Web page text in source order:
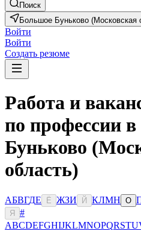
Поиск
Большое Буньково
Войти
Войти
Создать резюме
Работа и
по профессии
Буньково
область)
АБВГДЕ Ё ЖЗИ Й КЛМН О
Я
#
ABCDEFGHIJKLMNOPQRSTU